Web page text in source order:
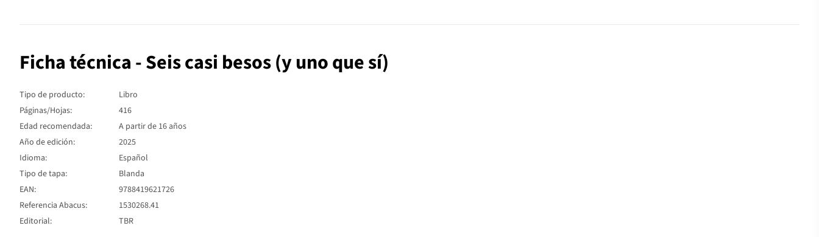
Ficha técnica - Seis casi besos (y uno que sí)
Tipo de producto:
Libro
Páginas/Hojas:
416
Edad recomendada:
A partir de 16 años
Año de edición:
2025
Idioma:
Español
Tipo de tapa:
Blanda
EAN:
9788419621726
Referencia Abacus:
1530268.41
Editorial:
TBR